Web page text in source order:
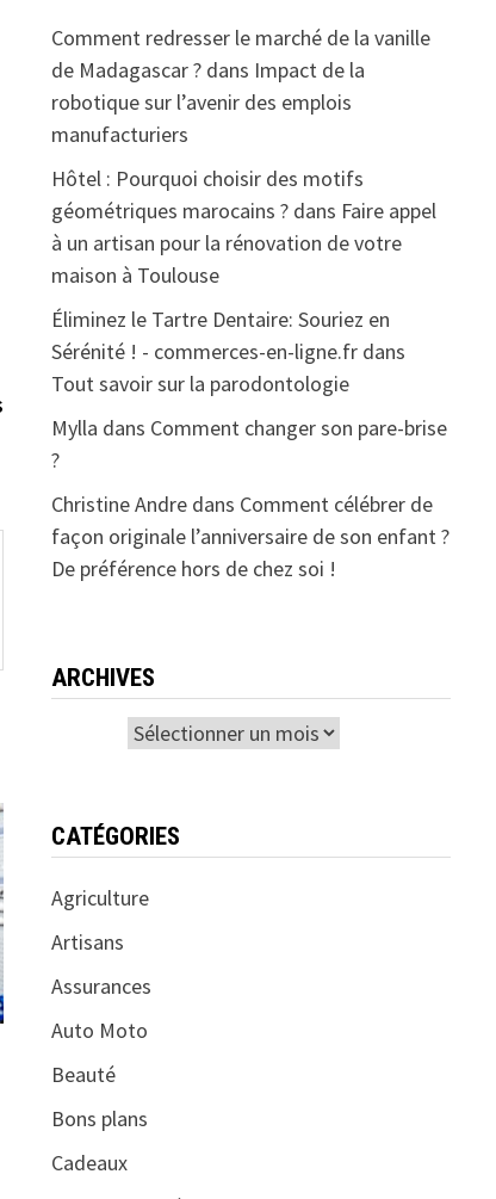
Comment redresser le marché de la vanille
de Madagascar ?dans Impact de la
robotique sur l’avenir des emplois
manufacturiers
Hôtel : Pourquoi choisir des motifs
géométriques marocains ?dans Faire appel
à un artisan pour la rénovation de votre
maison à Toulouse
Éliminez le Tartre Dentaire: Souriez en
Sérénité ! - commerces-en-ligne.frdans
Tout savoir sur la parodontologie
Mylla dans Comment changer son pare-brise
?
Christine Andredans Comment célébrer de
façon originale l’anniversaire de son enfant ?
De préférence hors de chez soi !
ARCHIVES
CATÉGORIES
Agriculture
Artisans
Assurances
Auto Moto
Beauté
Bons plans
Cadeaux